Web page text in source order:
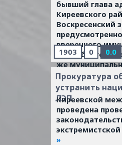
бывший глава
Киреевского
Воскресенский
вверенного
служебного
же
Галина
подлог), ч.5
(пособничество
имущества, с
положения)....
1903 0 0.0
Прокуратура
устранить
ЛЭП
Киреевской
проведена
»